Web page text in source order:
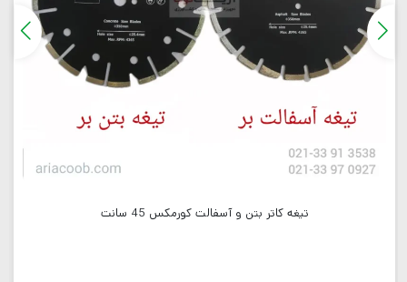
تیغه کاتر بتن و آسفالت کورمکس 45 سانت